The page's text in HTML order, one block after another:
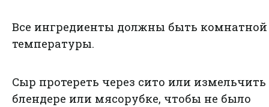
Все ингредиенты должны быть комнатной
температуры.
Сыр протереть через сито или измельчить
блендере или мясорубке, чтобы не было